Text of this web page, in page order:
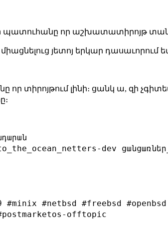
պատուհանը որ աշխատատիրոյթ
յետոյ երկար դասաւորում
որ տիրոյթում լինի։ ցանկ ա, զի
dev
#netbsd #freebsd
#postmarketos-offtopic